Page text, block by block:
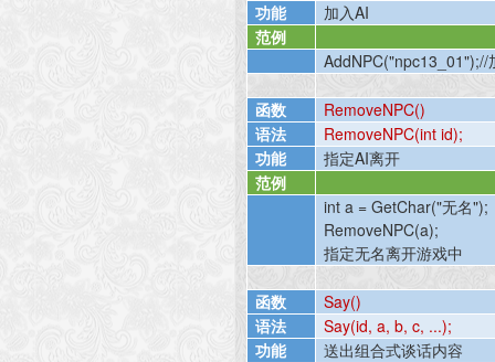
功能
加入AI
范例
AddNPC("npc13_01");//
函数
RemoveNPC()
语法
RemoveNPC(int id);
功能
指定AI离开
范例
int a = GetChar("无名");
RemoveNPC(a);
指定无名离开游戏中
函数
Say()
语法
Say(id, a, b, c, ...);
功能
送出组合式谈话内容